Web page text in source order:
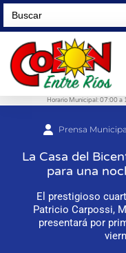
Search
for:
Horario Municipal: 07:00 a
Prensa
La Casa del
para una
El prestigioso
Patricio Carpossi,
presentará por